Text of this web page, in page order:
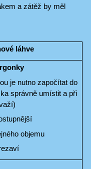
a zátěž by měl
láhve
je nutno započítat do
správně umístit a při
objemu